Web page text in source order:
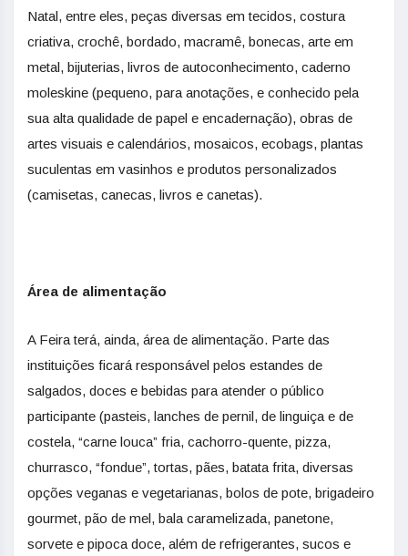
Natal, entre eles, peças diversas em tecidos, costura
criativa, crochê, bordado, macramê, bonecas, arte em
metal, bijuterias, livros de autoconhecimento, caderno
moleskine (pequeno, para anotações, e conhecido pela
sua alta qualidade de papel e encadernação), obras de
artes visuais e calendários, mosaicos, ecobags, plantas
suculentas em vasinhos e produtos personalizados
(camisetas, canecas, livros e canetas).
Área de alimentação
A Feira terá, ainda, área de alimentação. Parte das
instituições ficará responsável pelos estandes de
salgados, doces e bebidas para atender o público
participante (pasteis, lanches de pernil, de linguiça e de
costela, “carne louca” fria, cachorro-quente, pizza,
churrasco, “fondue”, tortas, pães, batata frita, diversas
opções veganas e vegetarianas, bolos de pote, brigadeiro
gourmet, pão de mel, bala caramelizada, panetone,
sorvete e pipoca doce, além de refrigerantes, sucos e